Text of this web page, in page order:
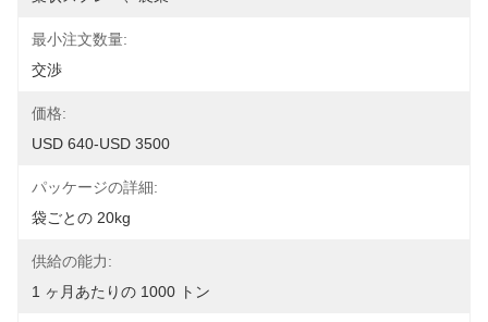
最小注文数量:
交渉
価格:
USD 640-USD 3500
パッケージの詳細:
袋ごとの 20kg
供給の能力:
1 ヶ月あたりの 1000 トン